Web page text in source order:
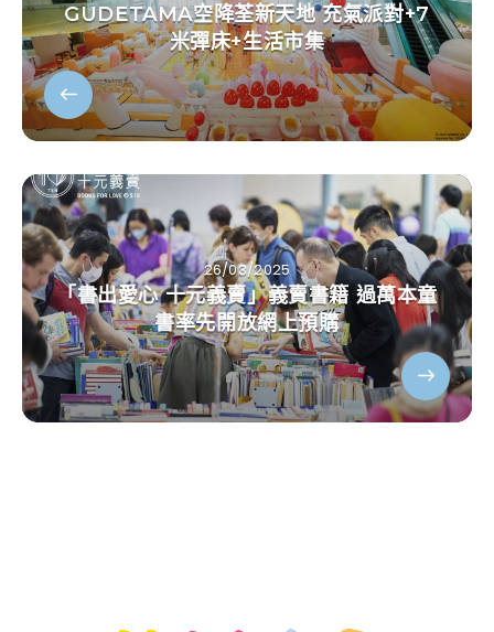
GUDETAMA空降荃新天地 充氣派對+7
米彈床+生活市集
26/03/2025
「書出愛心 十元義賣」義賣書籍 過萬本童
書率先開放網上預購